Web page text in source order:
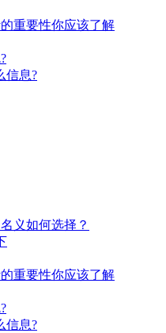
重要性你应该了解
信息?
义如何选择？
重要性你应该了解
信息?